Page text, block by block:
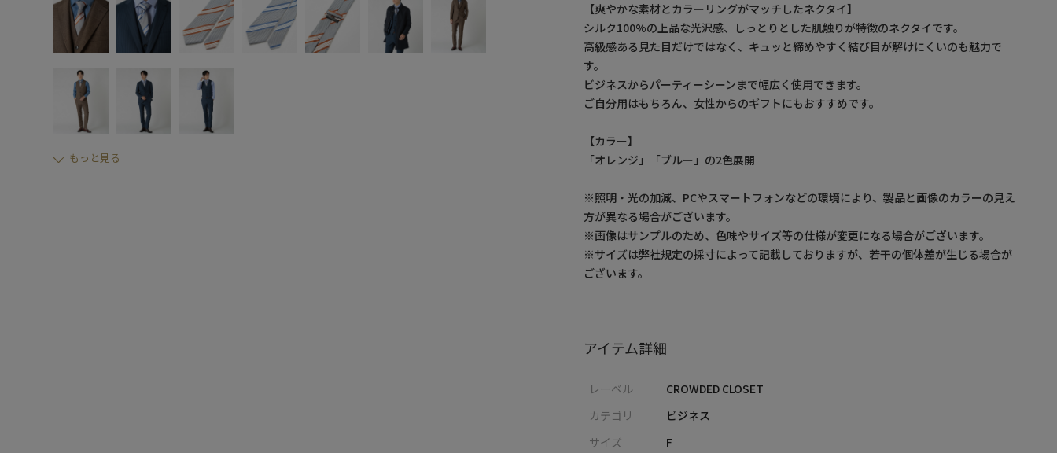
もっと見る
【爽やかな素材とカラーリングがマッチしたネクタイ】
シルク100%の上品な光沢感、しっとりとした肌触りが特徴のネクタイです。
高級感ある見た目だけではなく、キュッと締めやすく結び目が解けにくいのも魅力で
す。
ビジネスからパーティーシーンまで幅広く使用できます。
ご自分用はもちろん、女性からのギフトにもおすすめです。
【カラー】
「オレンジ」「ブルー」の2色展開
※照明・光の加減、PCやスマートフォンなどの環境により、製品と画像のカラーの見え
方が異なる場合がございます。
※画像はサンプルのため、色味やサイズ等の仕様が変更になる場合がございます。
※サイズは弊社規定の採寸によって記載しておりますが、若干の個体差が生じる場合が
ございます。
アイテム詳細
レーベル
CROWDED CLOSET
カテゴリ
ビジネス
サイズ
F